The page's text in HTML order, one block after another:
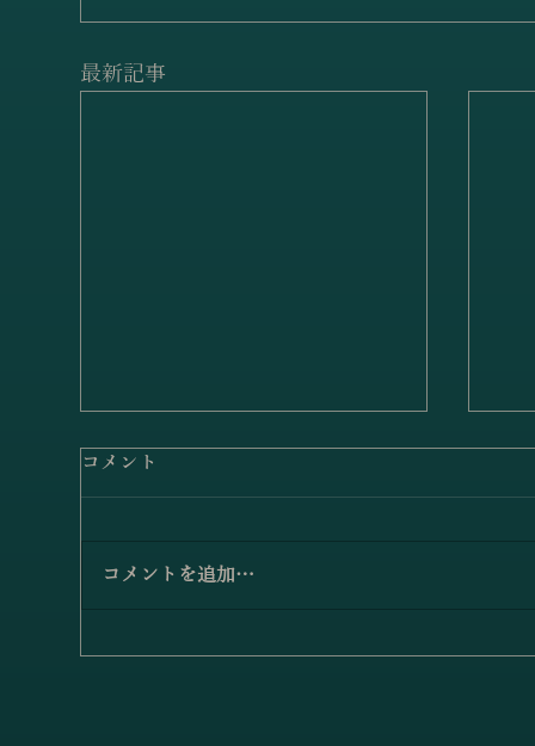
最新記事
小澤佳奈＆小林史明「愛の挨
「
コメント
コメントを追加…